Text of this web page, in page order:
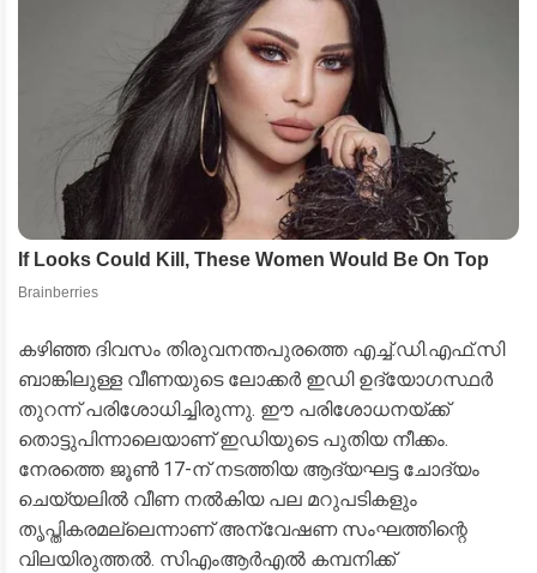
​കഴിഞ്ഞ ദിവസം തിരുവനന്തപുരത്തെ എച്ച്.ഡി.എഫ്.സി
ബാങ്കിലുള്ള വീണയുടെ ലോക്കർ ഇഡി ഉദ്യോഗസ്ഥർ
തുറന്ന് പരിശോധിച്ചിരുന്നു. ഈ പരിശോധനയ്ക്ക്
തൊട്ടുപിന്നാലെയാണ് ഇഡിയുടെ പുതിയ നീക്കം.
നേരത്തെ ജൂൺ 17-ന് നടത്തിയ ആദ്യഘട്ട ചോദ്യം
ചെയ്യലിൽ വീണ നൽകിയ പല മറുപടികളും
തൃപ്തികരമല്ലെന്നാണ് അന്വേഷണ സംഘത്തിന്റെ
വിലയിരുത്തൽ. സിഎംആർഎൽ കമ്പനിക്ക്